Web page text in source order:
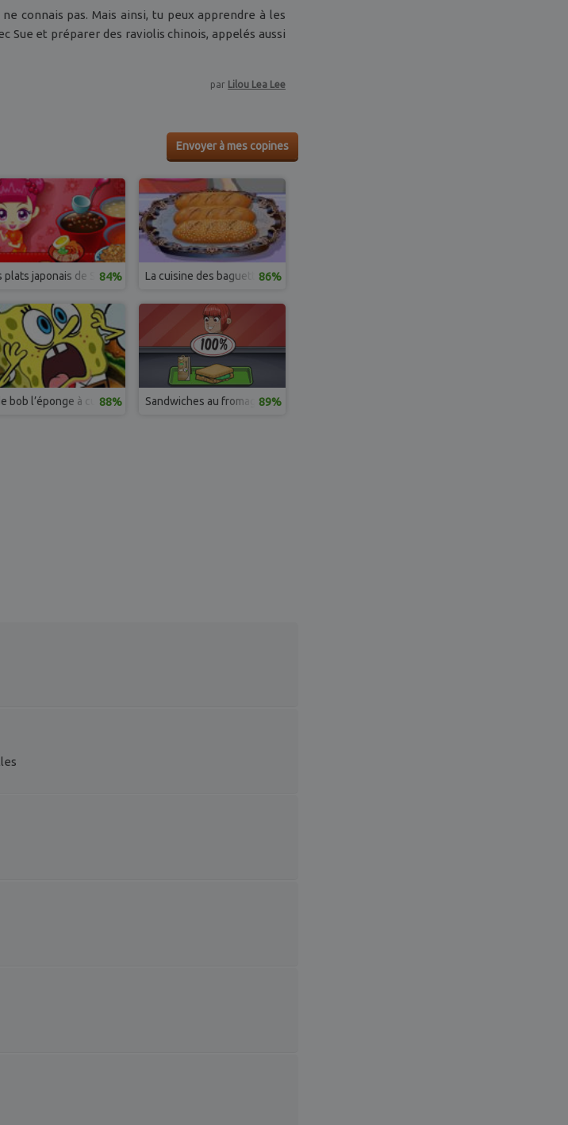
connais pas. Mais ainsi, tu peux apprendre à les
Sue et préparer des raviolis chinois, appelés aussi
par Lilou Lea Lee
Envoyer à mes copines
plats japonais de Sue84% La cuisine des baguettes86%
bob l’éponge à cuisiner des hamburgers
88% Sandwiches au fromage89%